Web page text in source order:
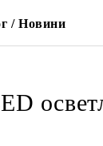
/ Новини